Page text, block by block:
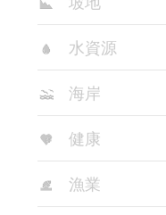
水資源
海岸
健康
漁業